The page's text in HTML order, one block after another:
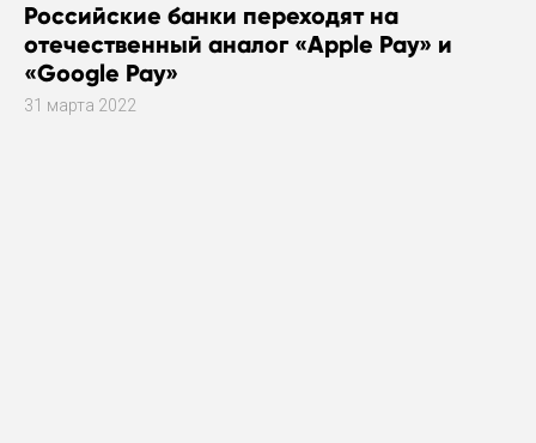
Российские банки переходят на
отечественный аналог «Apple Pay» и
«Google Pay»
31 марта 2022